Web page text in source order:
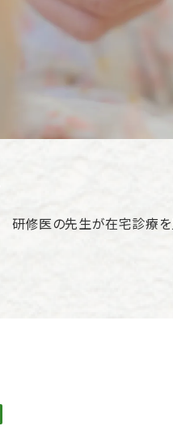
研修医の先生が在宅診療